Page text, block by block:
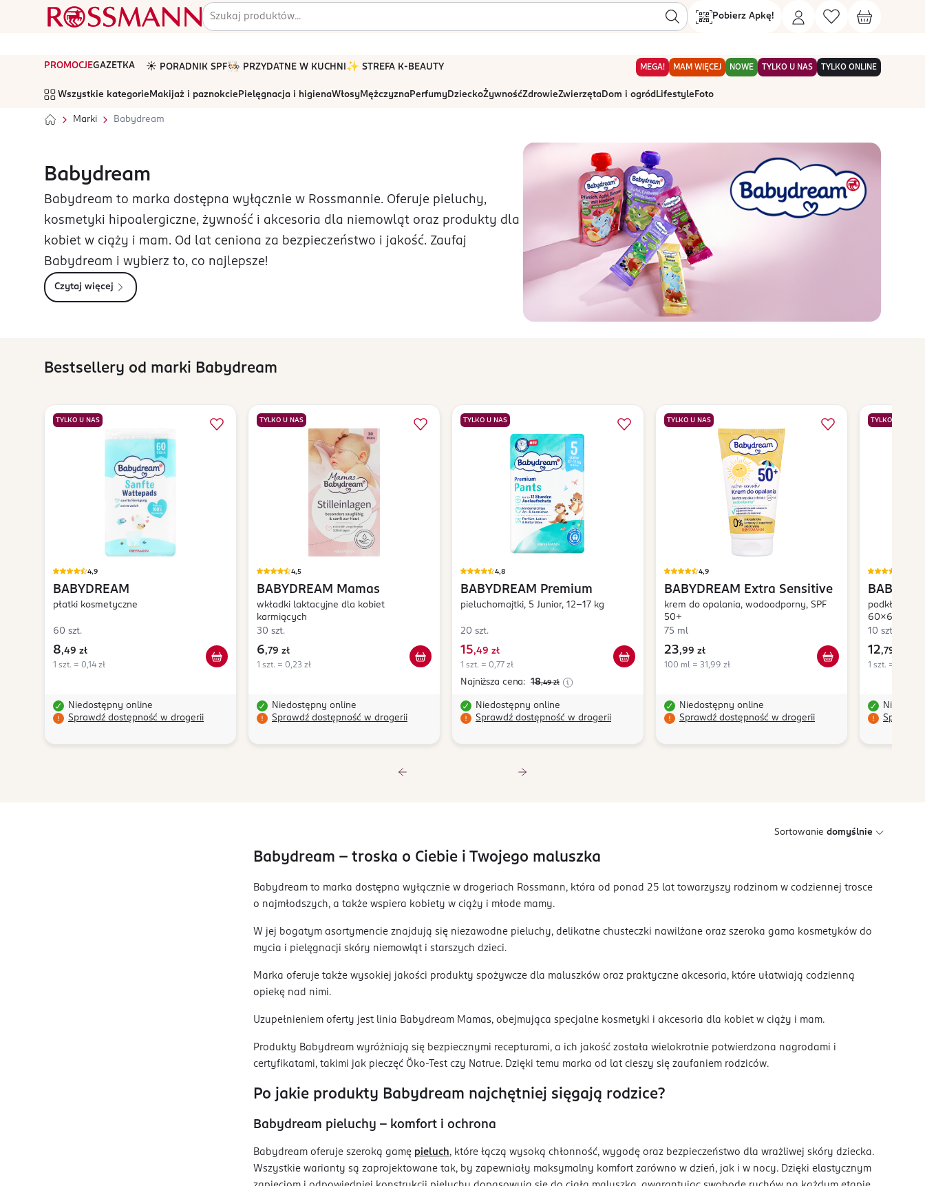
Pobierz Apkę!
PROMOCJEGAZETKA ☀️ PORADNIK SPF🧑🏻‍🍳 PRZYDATNE W KUCHNI ✨ STREFA K-BEAUTY MEGA! MAM WIĘCEJ NOWE TYLKO U NAS TYLKO ONLINE
Wszystkie kategorie Makijaż i paznokcie Pielęgnacja i higienaWłosyMężczyznaPerfumyDzieckoŻywnośćZdrowieZwierzętaDom i ogród Lifestyle Foto
Marki Babydream
Babydream
Babydream to marka dostępna wyłącznie w Rossmannie. Oferuje pieluchy,
kosmetyki hipoalergiczne, żywność i akcesoria dla niemowląt oraz produkty dla
kobiet w ciąży i mam. Od lat ceniona za bezpieczeństwo i jakość. Zaufaj
Babydream i wybierz to, co najlepsze!
Czytaj więcej
Bestsellery od marki Babydream
TYLKO U NAS
4,9
BABYDREAM
płatki kosmetyczne
60 szt.
8,49 zł
1 szt. = 0,14 zł
Niedostępny online
Sprawdź dostępność w drogerii
TYLKO U NAS
4,5
BABYDREAM Mamas
wkładki laktacyjne dla kobiet
karmiących
30 szt.
6,79 zł
1 szt. = 0,23 zł
Niedostępny online
Sprawdź dostępność w drogerii
TYLKO U NAS
4,8
BABYDREAM Premium
pieluchomajtki, 5 Junior, 12-17 kg
20 szt.
15,49 zł
1 szt. = 0,77 zł
Najniższa cena: 18,49 zł
Niedostępny online
Sprawdź dostępność w drogerii
TYLKO U NAS
4,9
BABYDREAM Extra Sensitive
krem do opalania, wodoodporny, SPF
50+
75 ml
23,99 zł
100 ml = 31,99 zł
Niedostępny online
Sprawdź dostępność w drogerii
TYLKO U NAS
podkłady
60x60 cm
10 szt.
12,79 zł
1 szt. = 1,28 zł
Sprawdź
Sortowanie domyślnie
Babydream – troska o Ciebie i Twojego maluszka
Babydream to marka dostępna wyłącznie w drogeriach Rossmann, która od ponad 25 lat towarzyszy rodzinom w codziennej trosce
o najmłodszych, a także wspiera kobiety w ciąży i młode mamy.
W jej bogatym asortymencie znajdują się niezawodne pieluchy, delikatne chusteczki nawilżane oraz szeroka gama kosmetyków do
mycia i pielęgnacji skóry niemowląt i starszych dzieci.
Marka oferuje także wysokiej jakości produkty spożywcze dla maluszków oraz praktyczne akcesoria, które ułatwiają codzienną
opiekę nad nimi.
Uzupełnieniem oferty jest linia Babydream Mamas, obejmująca specjalne kosmetyki i akcesoria dla kobiet w ciąży i mam.
Produkty Babydream wyróżniają się bezpiecznymi recepturami, a ich jakość została wielokrotnie potwierdzona nagrodami i
certyfikatami, takimi jak pieczęć Öko-Test czy Natrue. Dzięki temu marka od lat cieszy się zaufaniem rodziców.
Po jakie produkty Babydream najchętniej sięgają rodzice?
Babydream pieluchy – komfort i ochrona
Babydream oferuje szeroką gamę pieluch, które łączą wysoką chłonność, wygodę oraz bezpieczeństwo dla wrażliwej skóry dziecka.
Wszystkie warianty są zaprojektowane tak, by zapewniały maksymalny komfort zarówno w dzień, jak i w nocy. Dzięki elastycznym